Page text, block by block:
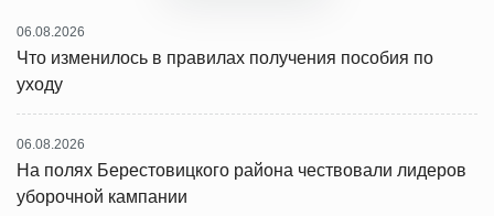
06.08.2026
Что изменилось в правилах получения пособия по
уходу
06.08.2026
На полях Берестовицкого района чествовали лидеров
уборочной кампании